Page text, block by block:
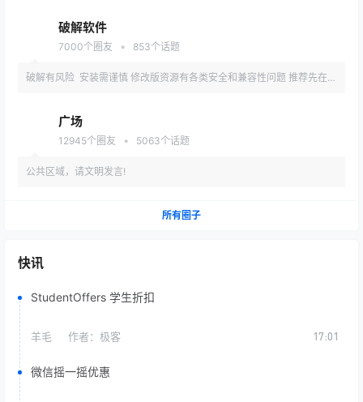
破解软件
7000个圈友 • 853个话题
破解有风险 安装需谨慎 修改版资源有各类安全和兼容性问题 推荐先在备
广场
12945个圈友 • 5063个话题
公共区域，请文明发言!
所有圈子
快讯
StudentOffers 学生折扣
羊毛 作者： 极客 17:01
微信摇一摇优惠